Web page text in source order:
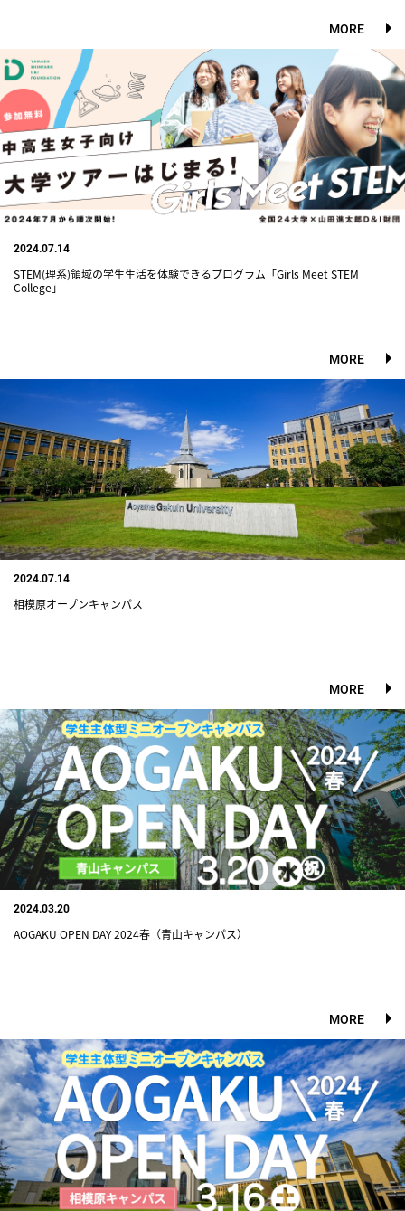
MORE
2024.07.14
STEM(理系)領域の学生生活を体験できるプログラム「Girls Meet STEM
College」
MORE
2024.07.14
相模原オープンキャンパス
MORE
2024.03.20
AOGAKU OPEN DAY 2024春（青山キャンパス）
MORE